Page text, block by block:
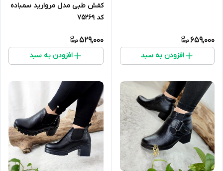
659,000
افزودن به سبد
کفش طبی مدل مروارید سمباده
کد 75269
529,000
افزودن به سبد